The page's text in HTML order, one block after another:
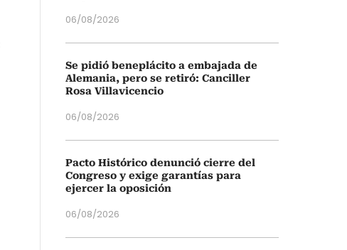
06/08/2026
Se pidió beneplácito a embajada de
Alemania, pero se retiró: Canciller
Rosa Villavicencio
06/08/2026
Pacto Histórico denunció cierre del
Congreso y exige garantías para
ejercer la oposición
06/08/2026